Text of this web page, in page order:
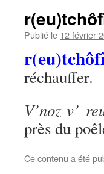
Publié le 12 février
réchauffer.
V’noz v’
près du
Ce contenu a été